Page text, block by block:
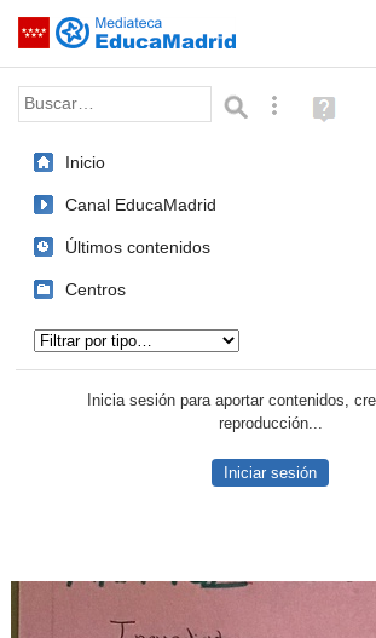
Saltar navegación
Palabra o frase: BúsquedaAyuda
(en
Inicio
Canal EducaMadrid
Últimos contenidos
Centros
Inicia sesión para aportar contenidos,
reproducción...
Iniciar sesión